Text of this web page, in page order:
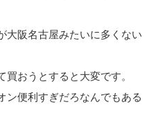
阪名古屋みたいに多くない
おうとすると大変です。
ン便利すぎだろなんでもある